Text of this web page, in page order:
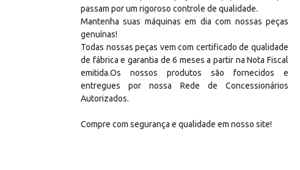
passam por um rigoroso controle de qualidade.
Mantenha suas máquinas em dia com nossas peças
genuínas!
Todas nossas peças vem com certificado de qualidade
de fábrica e garantia de 6 meses a partir na Nota Fiscal
emitida.Os nossos produtos são fornecidos e
entregues por nossa Rede de Concessionários
Autorizados.
Compre com segurança e qualidade em nosso site!